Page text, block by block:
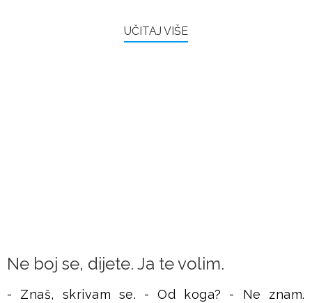
UČITAJ VIŠE
Ne boj se, dijete. Ja te volim.
- Znaš, skrivam se. - Od koga? - Ne znam.